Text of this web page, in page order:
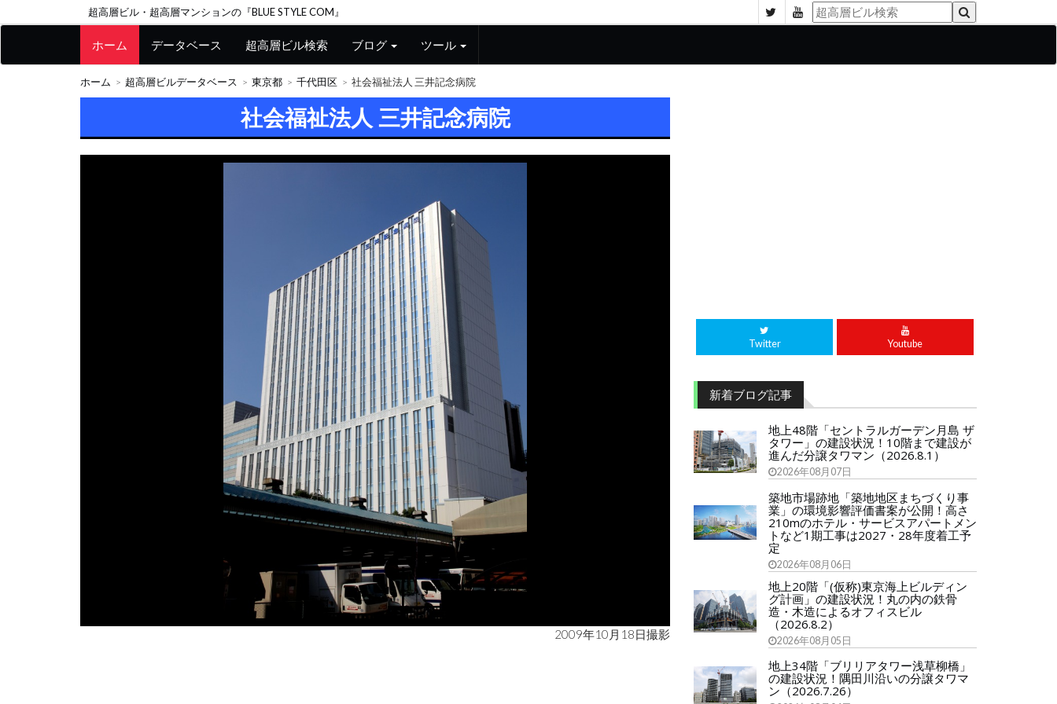
超高層ビル・超高層マンションの『BLUE STYLE COM』
ホーム データベース 超高層ビル検索 ブログ ツール
ホーム 超高層ビルデータベース 東京都 千代田区 社会福祉法人 三井記念病院
社会福祉法人 三井記念病院
2009年10月18日撮影
Twitter Youtube
新着ブログ記事
地上48階「セントラルガーデン月島 ザ
タワー」の建設状況！10階まで建設が
進んだ分譲タワマン（2026.8.1）
2026年08月07日
築地市場跡地「築地地区まちづくり事
業」の環境影響評価書案が公開！高さ
210mのホテル・サービスアパートメン
トなど1期工事は2027・28年度着工予
定
2026年08月06日
地上20階「(仮称)東京海上ビルディン
グ計画」の建設状況！丸の内の鉄骨
造・木造によるオフィスビル
（2026.8.2）
2026年08月05日
地上34階「ブリリアタワー浅草柳橋」
の建設状況！隅田川沿いの分譲タワマ
ン（2026.7.26）